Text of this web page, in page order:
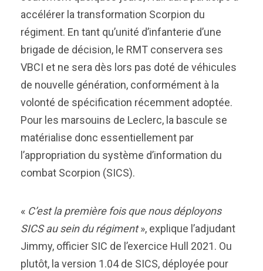
accélérer la transformation Scorpion du
régiment. En tant qu’unité d’infanterie d’une
brigade de décision, le RMT conservera ses
VBCI et ne sera dès lors pas doté de véhicules
de nouvelle génération, conformément à la
volonté de spécification récemment adoptée.
Pour les marsouins de Leclerc, la bascule se
matérialise donc essentiellement par
l’appropriation du système d’information du
combat Scorpion (SICS).
« C’est la première fois que nous déployons
SICS au sein du régiment», explique l’adjudant
Jimmy, officier SIC de l’exercice Hull 2021. Ou
plutôt, la version 1.04 de SICS, déployée pour